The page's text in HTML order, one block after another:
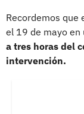
Recordemos que
el 19 de mayo en
a tres horas del
intervención.